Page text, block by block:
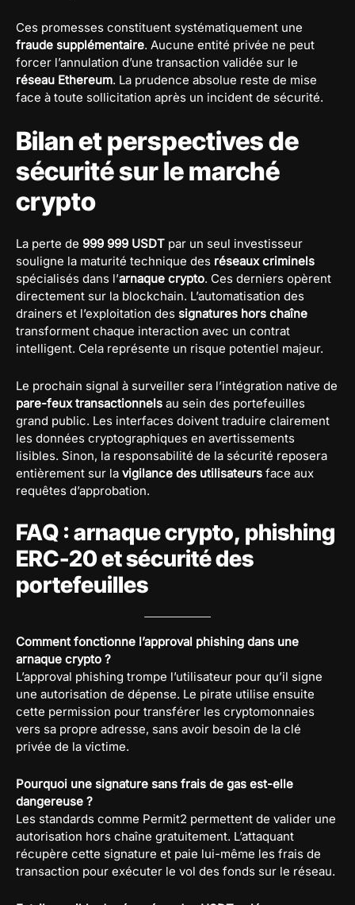
Ces promesses constituent systématiquement une
fraude supplémentaire. Aucune entité privée ne peut
forcer l’annulation d’une transaction validée sur le
réseau Ethereum. La prudence absolue reste de mise
face à toute sollicitation après un incident de sécurité.
Bilan et perspectives de
sécurité sur le marché
crypto
La perte de 999 999 USDT par un seul investisseur
souligne la maturité technique des réseaux criminels
spécialisés dans l’arnaque crypto. Ces derniers opèrent
directement sur la blockchain. L’automatisation des
drainers et l’exploitation des signatures hors chaîne
transforment chaque interaction avec un contrat
intelligent. Cela représente un risque potentiel majeur.
Le prochain signal à surveiller sera l’intégration native de
pare-feux transactionnels au sein des portefeuilles
grand public. Les interfaces doivent traduire clairement
les données cryptographiques en avertissements
lisibles. Sinon, la responsabilité de la sécurité reposera
entièrement sur la vigilance des utilisateurs face aux
requêtes d’approbation.
FAQ : arnaque crypto, phishing
ERC-20 et sécurité des
portefeuilles
Comment fonctionne l’approval phishing dans une
arnaque crypto ?
L’approval phishing trompe l’utilisateur pour qu’il signe
une autorisation de dépense. Le pirate utilise ensuite
cette permission pour transférer les cryptomonnaies
vers sa propre adresse, sans avoir besoin de la clé
privée de la victime.
Pourquoi une signature sans frais de gas est-elle
dangereuse ?
Les standards comme Permit2 permettent de valider une
autorisation hors chaîne gratuitement. L’attaquant
récupère cette signature et paie lui-même les frais de
transaction pour exécuter le vol des fonds sur le réseau.